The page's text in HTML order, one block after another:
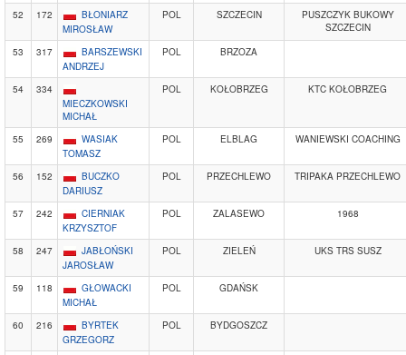
52 172
BŁONIARZ
MIROSŁAW
POL SZCZECIN
PUSZCZYK BUKOWY
SZCZECIN
53
317
BARSZEWSKI
ANDRZEJ
POL BRZOZA
54
334
MIECZKOWSKI
MICHAŁ
POL KOŁOBRZEG KTC KOŁOBRZEG
55 269
WASIAK
TOMASZ
POL ELBLAG WANIEWSKI COACHING
56 152
BUCZKO
DARIUSZ
POL PRZECHLEWO TRIPAKA PRZECHLEWO
57 242
CIERNIAK
KRZYSZTOF
POL ZALASEWO 1968
58 247
JABŁOŃSKI
JAROSŁAW
POL ZIELEŃ UKS TRS SUSZ
59 118
GŁOWACKI
MICHAŁ
POL GDAŃSK
60 216
BYRTEK
GRZEGORZ
POL BYDGOSZCZ